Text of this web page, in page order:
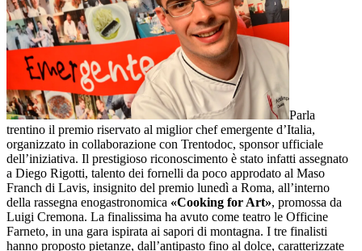
Parla
trentino il premio riservato al miglior chef emergente d’Italia,
organizzato in collaborazione con Trentodoc, sponsor ufficiale
dell’iniziativa. Il prestigioso riconoscimento è stato infatti assegnato
a Diego Rigotti, talento dei fornelli da poco approdato al Maso
Franch di Lavis, insignito del premio lunedì a Roma, all’interno
della rassegna enogastronomica «Cooking for Art», promossa da
Luigi Cremona. La finalissima ha avuto come teatro le Officine
Farneto, in una gara ispirata ai sapori di montagna. I tre finalisti
hanno proposto pietanze, dall’antipasto fino al dolce, caratterizzate